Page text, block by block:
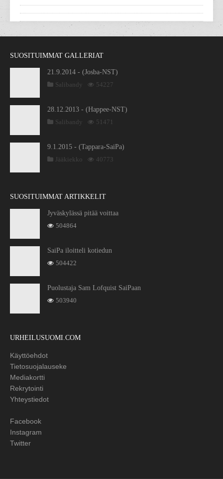
SUOSITUIMMAT GALLERIAT
21.9.2014 - (Josba-NST)
Salibandy
54227
28.12.2013 - (Happee-NST)
Salibandy
51471
9.1.2015 - (Tappara-SaiPa)
Jääkiekko
40773
SUOSITUIMMAT ARTIKKELIT
Jyväskylässä pitää voittaa
504864
SaiPa iloitteli kotiedun
504422
Puolustaja Sam Lofquist SaiPaan
503940
URHEILUSUOMI.COM
Käyttöehdot
Tietosuojalauseke
Mediakortti
Rekrytointi
Yhteystiedot
Facebook
Instagram
Twitter